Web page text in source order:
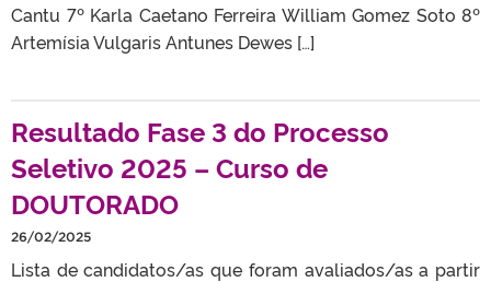
Cantu 7º Karla Caetano Ferreira William Gomez Soto 8º
Artemísia Vulgaris Antunes Dewes […]
Resultado Fase 3 do Processo
Seletivo 2025 – Curso de
DOUTORADO
26/02/2025
Lista de candidatos/as que foram avaliados/as a partir